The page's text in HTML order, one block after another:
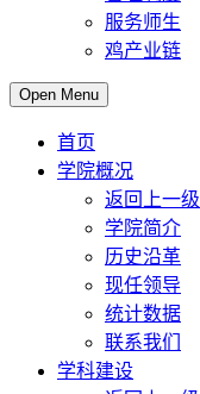
服务师生
鸡产业链
Open Menu
首页
学院概况
返回上一级
学院简介
历史沿革
现任领导
统计数据
联系我们
学科建设